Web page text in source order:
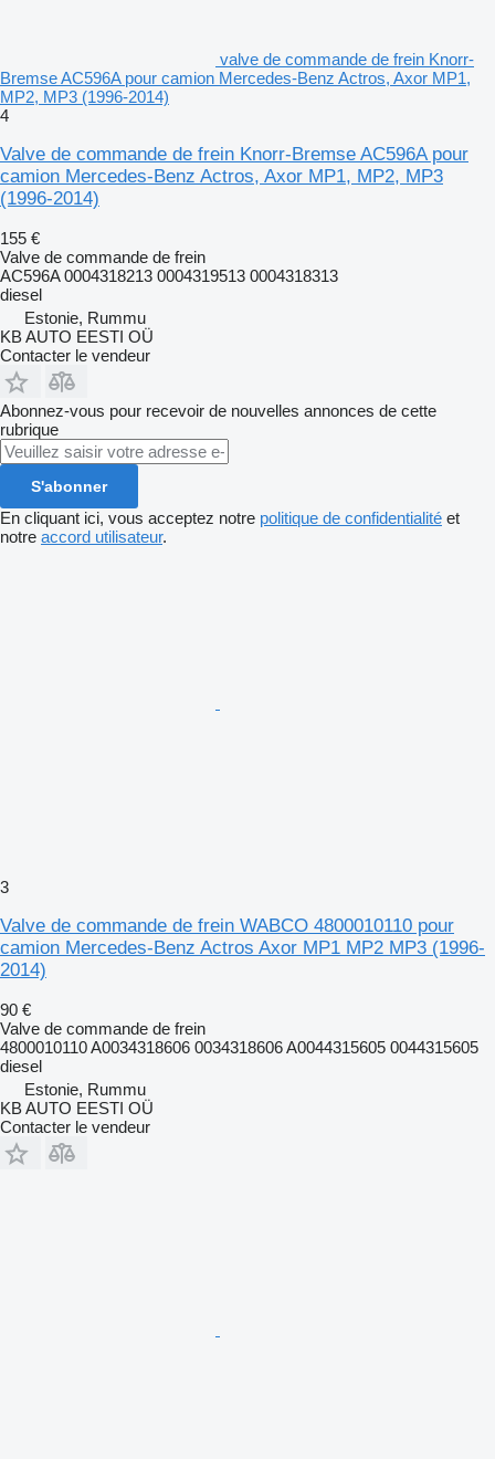
valve de commande de frein Knorr-
Bremse AC596A pour camion Mercedes-Benz Actros, Axor MP1,
MP2, MP3 (1996-2014)
4
Valve de commande de frein Knorr-Bremse AC596A pour
camion Mercedes-Benz Actros, Axor MP1, MP2, MP3
(1996-2014)
155 €
Valve de commande de frein
AC596A 0004318213 0004319513 0004318313
diesel
Estonie, Rummu
KB AUTO EESTI OÜ
Contacter le vendeur
Abonnez-vous pour recevoir de nouvelles annonces de cette
rubrique
S'abonner
En cliquant ici, vous acceptez notre politique de confidentialité et
notre accord utilisateur.
3
Valve de commande de frein WABCO 4800010110 pour
camion Mercedes-Benz Actros Axor MP1 MP2 MP3 (1996-
2014)
90 €
Valve de commande de frein
4800010110 A0034318606 0034318606 A0044315605 0044315605
diesel
Estonie, Rummu
KB AUTO EESTI OÜ
Contacter le vendeur